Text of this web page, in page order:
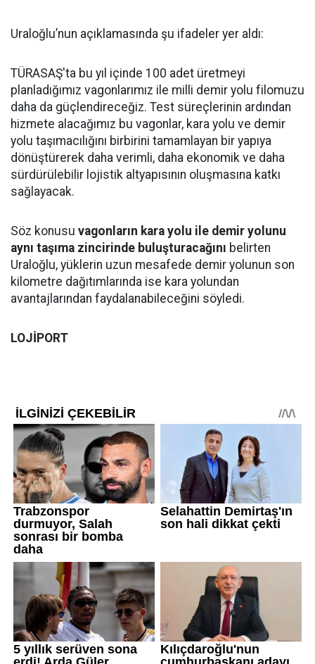
Uraloğlu’nun açıklamasında şu ifadeler yer aldı:
TÜRASAŞ'ta bu yıl içinde 100 adet üretmeyi
planladığımız vagonlarımız ile milli demir yolu filomuzu
daha da güçlendireceğiz. Test süreçlerinin ardından
hizmete alacağımız bu vagonlar, kara yolu ve demir
yolu taşımacılığını birbirini tamamlayan bir yapıya
dönüştürerek daha verimli, daha ekonomik ve daha
sürdürülebilir lojistik altyapısının oluşmasına katkı
sağlayacak.
Söz konusu vagonların kara yolu ile demir yolunu
aynı taşıma zincirinde buluşturacağını belirten
Uraloğlu, yüklerin uzun mesafede demir yolunun son
kilometre dağıtımlarında ise kara yolundan
avantajlarından faydalanabileceğini söyledi.
LOJİPORT